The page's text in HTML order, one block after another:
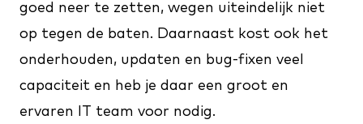
goed neer te zetten, wegen uiteindelijk niet
op tegen de baten. Daarnaast kost ook het
onderhouden, updaten en bug-fixen veel
capaciteit en heb je daar een groot en
ervaren IT team voor nodig.